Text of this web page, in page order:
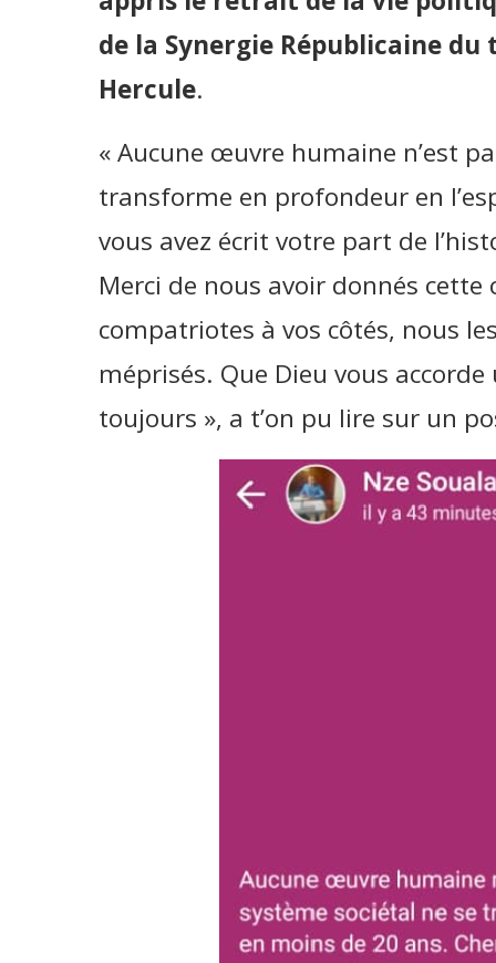
de la Synergie Républicaine
Hercule.
« Aucune œuvre humaine n’est
transforme en profondeur en
vous avez écrit votre part de
Merci de nous avoir donnés cette
compatriotes à vos côtés, nous
méprisés. Que Dieu vous
toujours », a t’on pu lire sur un